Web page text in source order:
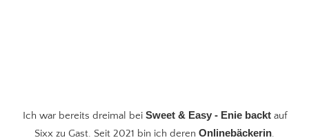
Ich war bereits dreimal bei Sweet & Easy - Enie backtauf
Sixx zu Gast. Seit 2021 bin ich deren Onlinebäckerin.